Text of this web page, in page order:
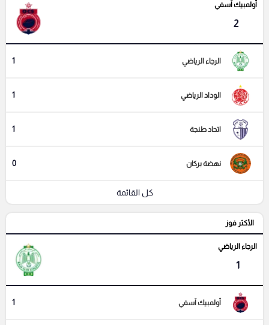
أولمبيك آسفي
2
الرجاء الرياضي 1
الوداد الرياضي 1
اتحاد طنجة 1
نهضة بركان 0
كل القائمة
الأكثر فوز
الرجاء الرياضي
1
أولمبيك آسفي 1